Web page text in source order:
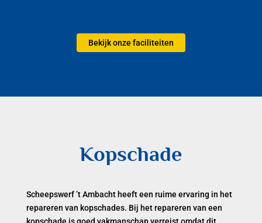
Bekijk onze faciliteiten
Kopschade
Scheepswerf ’t Ambacht heeft een ruime ervaring in het
repareren van kopschades. Bij het repareren van een